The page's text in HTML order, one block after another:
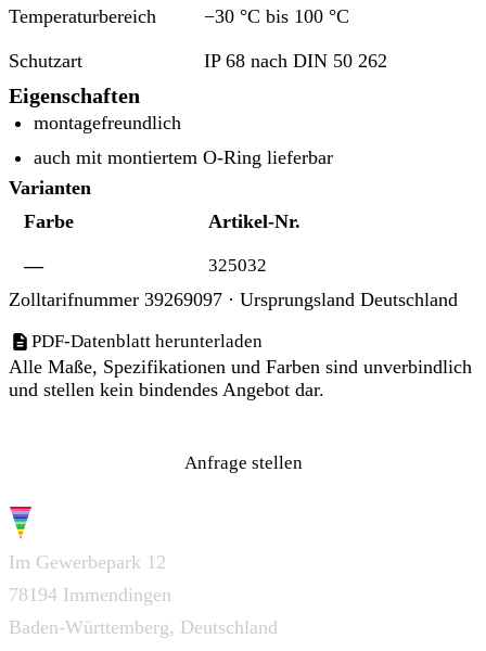
Temperaturbereich −30 °C bis 100 °C
Schutzart IP 68 nach DIN 50 262
Eigenschaften
montagefreundlich
auch mit montiertem O-Ring lieferbar
Varianten
Farbe
Artikel-Nr.
— 325032
Zolltarifnummer 39269097 · Ursprungsland Deutschland
PDF-Datenblatt herunterladen
Alle Maße, Spezifikationen und Farben sind unverbindlich
und stellen kein bindendes Angebot dar.
Anfrage stellen
Im Gewerbepark 12
78194 Immendingen
Baden-Württemberg, Deutschland